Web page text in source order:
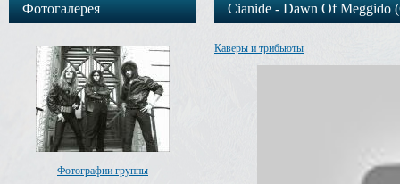
Фотогалерея
Фотографии группы
Cianide - Dawn Of Meggido
Каверы и трибьюты